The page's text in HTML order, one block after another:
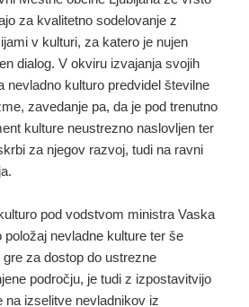
za kvalitetno sodelovanje z
v kulturi, za katero je nujen
dialog. V okviru izvajanja svojih
nevladno kulturo predvidel številne
zavedanje pa, da je pod trenutno
kulture neustrezno naslovljen ter
za njegov razvoj, tudi na ravni
pod vodstvom ministra Vaska
položaj nevladne kulture ter še
za dostop do ustrezne
področju, je tudi z izpostavitvijo
na izselitve nevladnikov iz